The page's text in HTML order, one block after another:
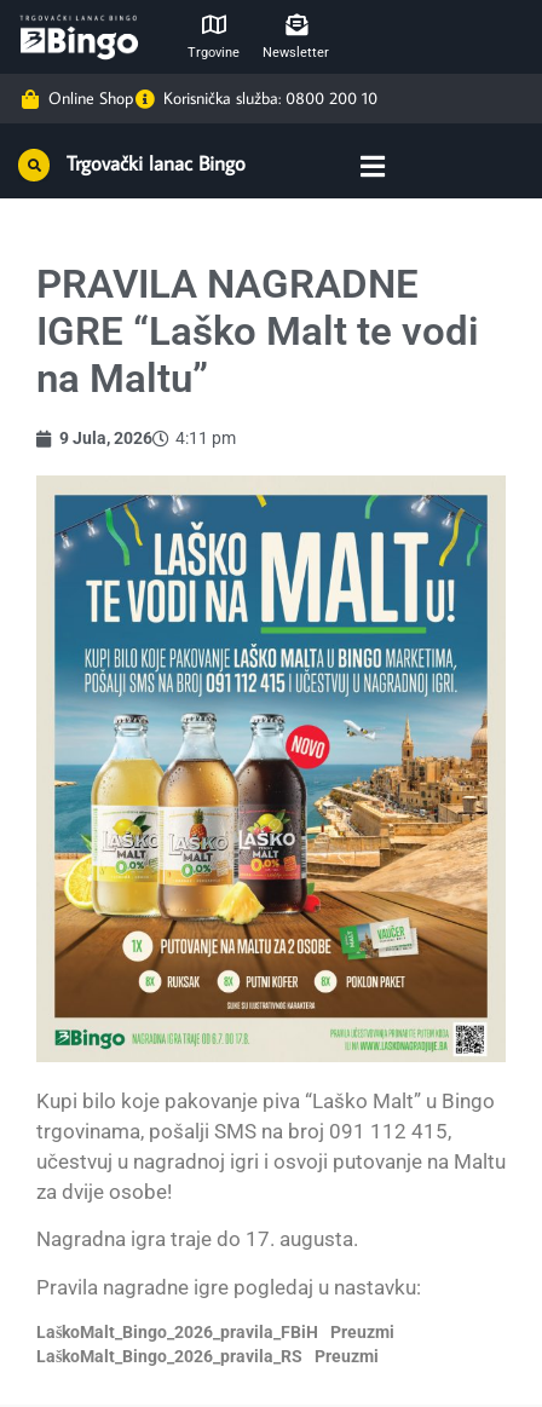
Trgovine Newsletter
Online Shop Korisnička služba: 0800 200 10
Trgovački lanac Bingo
PRAVILA NAGRADNE
IGRE “Laško Malt te vodi
na Maltu”
9 Jula, 2026 4:11 pm
Kupi bilo koje pakovanje piva “Laško Malt” u Bingo
trgovinama, pošalji SMS na broj 091 112 415,
učestvuj u nagradnoj igri i osvoji putovanje na Maltu
za dvije osobe!
Nagradna igra traje do 17. augusta.
Pravila nagradne igre pogledaj u nastavku:
LaškoMalt_Bingo_2026_pravila_FBiH
Preuzmi
LaškoMalt_Bingo_2026_pravila_RS
Preuzmi